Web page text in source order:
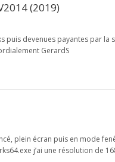
(2019)
devenues payantes par la
GerardS
plein écran puis en mode
j’ai une résolution de